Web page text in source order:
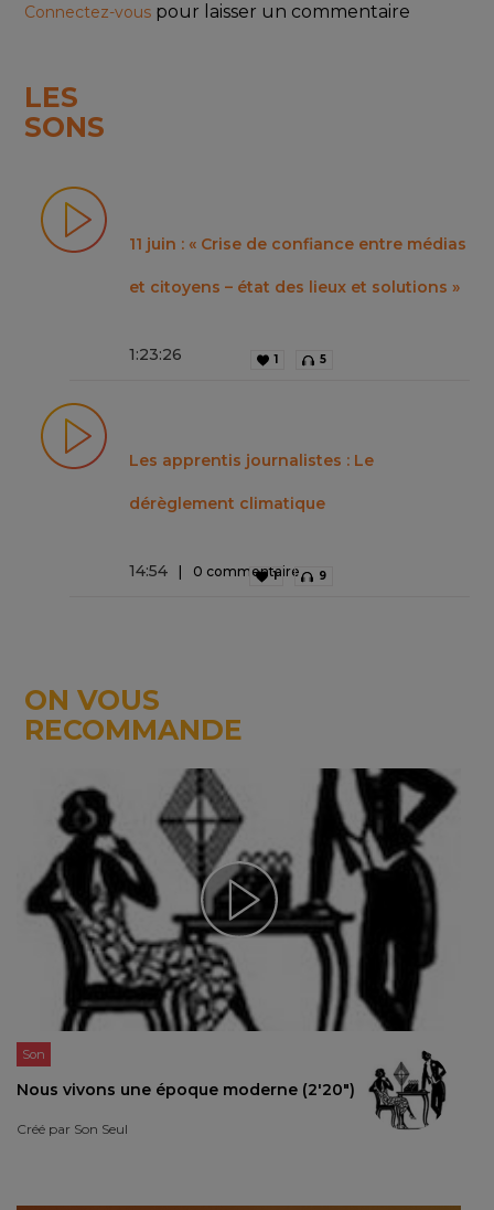
Connectez-vous pour laisser un commentaire
LES
SONS
11 juin : « Crise de confiance entre médias
et citoyens – état des lieux et solutions »
1:23:26 1 5
Les apprentis journalistes : Le
dérèglement climatique
14:54 0 commentaire
1 9
ON VOUS
RECOMMANDE
Son
Nous vivons une époque moderne (2'20")
Créé par Son Seul